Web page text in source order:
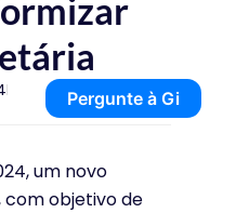
Pergunte à Gi
um novo
com objetivo de